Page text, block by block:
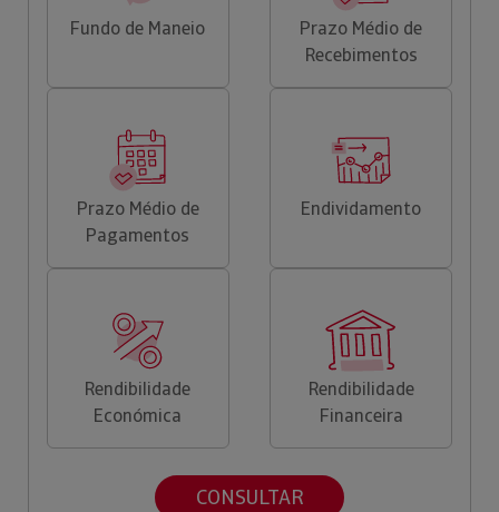
Fundo de Maneio
Prazo Médio de
Recebimentos
Prazo Médio de
Pagamentos
Endividamento
Rendibilidade
Económica
Rendibilidade
Financeira
CONSULTAR